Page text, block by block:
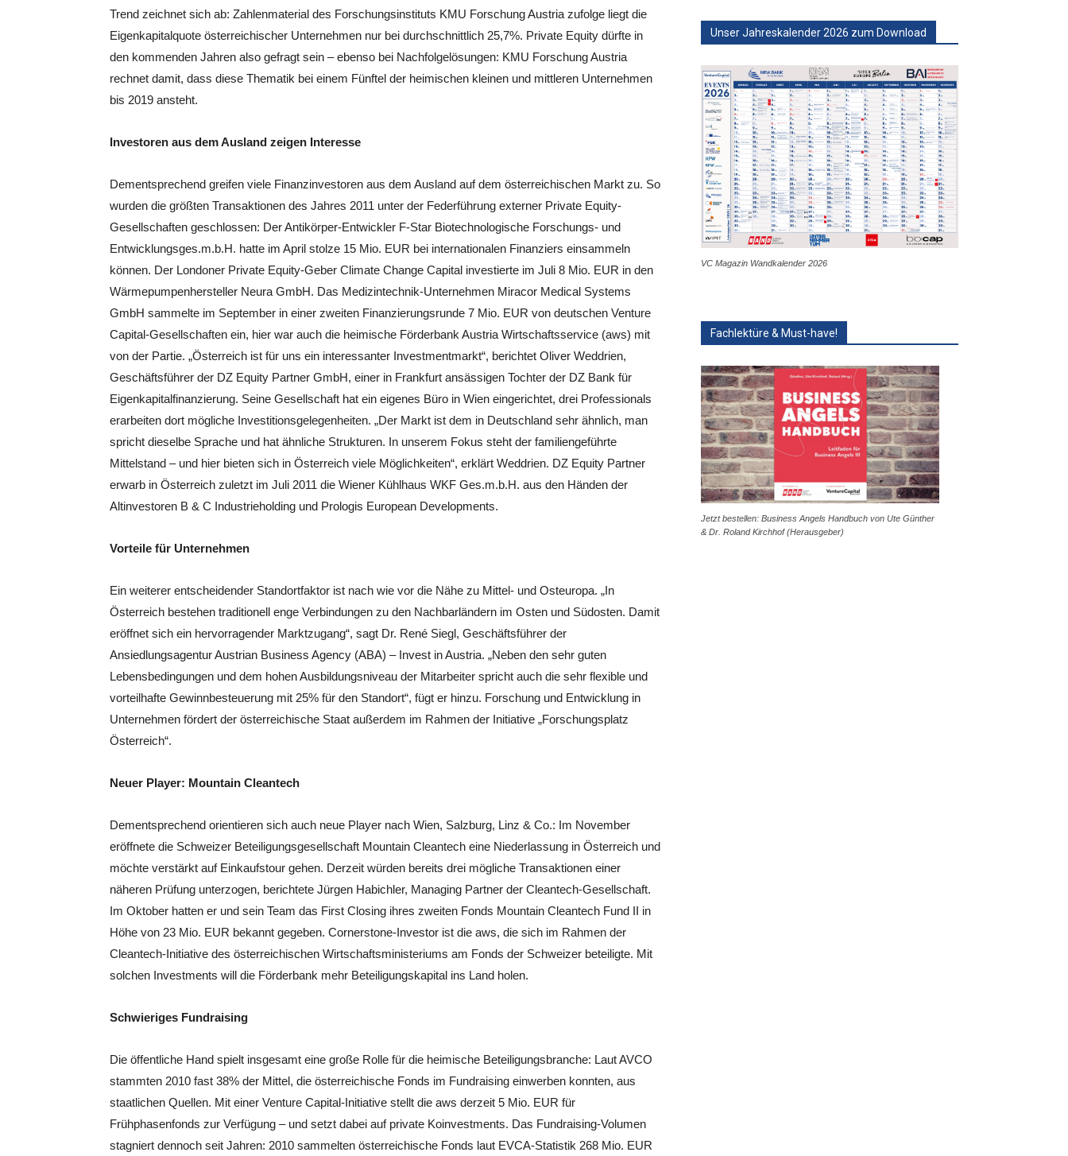
Trend zeichnet sich ab: Zahlenmaterial des Forschungsinstituts KMU Forschung Austria zufolge liegt die
Eigenkapitalquote österreichischer Unternehmen nur bei durchschnittlich 25,7%. Private Equity dürfte in
den kommenden Jahren also gefragt sein – ebenso bei Nachfolgelösungen: KMU Forschung Austria
rechnet damit, dass diese Thematik bei einem Fünftel der heimischen kleinen und mittleren Unternehmen
bis 2019 ansteht.
Investoren aus dem Ausland zeigen Interesse
Dementsprechend greifen viele Finanzinvestoren aus dem Ausland auf dem österreichischen Markt zu. So
wurden die größten Transaktionen des Jahres 2011 unter der Federführung externer Private Equity-
Gesellschaften geschlossen: Der Antikörper-Entwickler F-Star Biotechnologische Forschungs- und
Entwicklungsges.m.b.H. hatte im April stolze 15 Mio. EUR bei internationalen Finanziers einsammeln
können. Der Londoner Private Equity-Geber Climate Change Capital investierte im Juli 8 Mio. EUR in den
Wärmepumpenhersteller Neura GmbH. Das Medizintechnik-Unternehmen Miracor Medical Systems
GmbH sammelte im September in einer zweiten Finanzierungsrunde 7 Mio. EUR von deutschen Venture
Capital-Gesellschaften ein, hier war auch die heimische Förderbank Austria Wirtschaftsservice (aws) mit
von der Partie. „Österreich ist für uns ein interessanter Investmentmarkt“, berichtet Oliver Weddrien,
Geschäftsführer der DZ Equity Partner GmbH, einer in Frankfurt ansässigen Tochter der DZ Bank für
Eigenkapitalfinanzierung. Seine Gesellschaft hat ein eigenes Büro in Wien eingerichtet, drei Professionals
erarbeiten dort mögliche Investitionsgelegenheiten. „Der Markt ist dem in Deutschland sehr ähnlich, man
spricht dieselbe Sprache und hat ähnliche Strukturen. In unserem Fokus steht der familiengeführte
Mittelstand – und hier bieten sich in Österreich viele Möglichkeiten“, erklärt Weddrien. DZ Equity Partner
erwarb in Österreich zuletzt im Juli 2011 die Wiener Kühlhaus WKF Ges.m.b.H. aus den Händen der
Altinvestoren B & C Industrieholding und Prologis European Developments.
Vorteile für Unternehmen
Ein weiterer entscheidender Standortfaktor ist nach wie vor die Nähe zu Mittel- und Osteuropa. „In
Österreich bestehen traditionell enge Verbindungen zu den Nachbarländern im Osten und Südosten. Damit
eröffnet sich ein hervorragender Marktzugang“, sagt Dr. René Siegl, Geschäftsführer der
Ansiedlungsagentur Austrian Business Agency (ABA) – Invest in Austria. „Neben den sehr guten
Lebensbedingungen und dem hohen Ausbildungsniveau der Mitarbeiter spricht auch die sehr flexible und
vorteilhafte Gewinnbesteuerung mit 25% für den Standort“, fügt er hinzu. Forschung und Entwicklung in
Unternehmen fördert der österreichische Staat außerdem im Rahmen der Initiative „Forschungsplatz
Österreich“.
Neuer Player: Mountain Cleantech
Dementsprechend orientieren sich auch neue Player nach Wien, Salzburg, Linz & Co.: Im November
eröffnete die Schweizer Beteiligungsgesellschaft Mountain Cleantech eine Niederlassung in Österreich und
möchte verstärkt auf Einkaufstour gehen. Derzeit würden bereits drei mögliche Transaktionen einer
näheren Prüfung unterzogen, berichtete Jürgen Habichler, Managing Partner der Cleantech-Gesellschaft.
Im Oktober hatten er und sein Team das First Closing ihres zweiten Fonds Mountain Cleantech Fund II in
Höhe von 23 Mio. EUR bekannt gegeben. Cornerstone-Investor ist die aws, die sich im Rahmen der
Cleantech-Initiative des österreichischen Wirtschaftsministeriums am Fonds der Schweizer beteiligte. Mit
solchen Investments will die Förderbank mehr Beteiligungskapital ins Land holen.
Schwieriges Fundraising
Die öffentliche Hand spielt insgesamt eine große Rolle für die heimische Beteiligungsbranche: Laut AVCO
stammten 2010 fast 38% der Mittel, die österreichische Fonds im Fundraising einwerben konnten, aus
staatlichen Quellen. Mit einer Venture Capital-Initiative stellt die aws derzeit 5 Mio. EUR für
Frühphasenfonds zur Verfügung – und setzt dabei auf private Koinvestments. Das Fundraising-Volumen
stagniert dennoch seit Jahren: 2010 sammelten österreichische Fonds laut EVCA-Statistik 268 Mio. EUR
Unser Jahreskalender 2026 zum Download
VC Magazin Wandkalender 2026
Fachlektüre & Must-have!
Jetzt bestellen: Business Angels Handbuch von Ute Günther
& Dr. Roland Kirchhof (Herausgeber)